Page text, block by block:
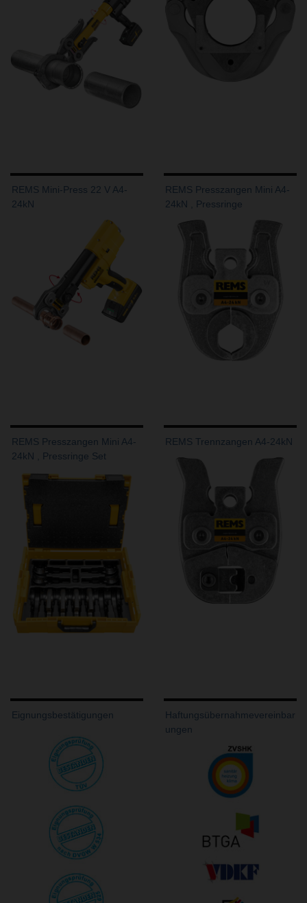
REMS Mini-Press 22 V A4-
24kN
REMS Presszangen Mini A4-
24kN , Pressringe
REMS Presszangen Mini A4-
24kN , Pressringe Set
REMS Trennzangen A4-24kN
Eignungsbestätigungen
Haftungsübernahmevereinbar
ungen